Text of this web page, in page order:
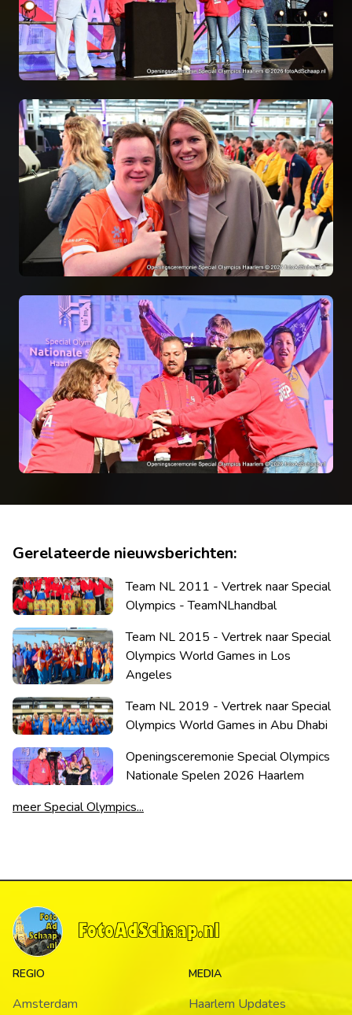
Gerelateerde nieuwsberichten:
Team NL 2011 - Vertrek naar Special
Olympics - TeamNLhandbal
Team NL 2015 - Vertrek naar Special
Olympics World Games in Los
Angeles
Team NL 2019 - Vertrek naar Special
Olympics World Games in Abu Dhabi
Openingsceremonie Special Olympics
Nationale Spelen 2026 Haarlem
meer Special Olympics...
REGIO
Amsterdam
MEDIA
Haarlem Updates